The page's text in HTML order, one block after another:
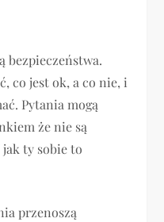
bezpieczeństwa.
co jest ok, a co nie, i
Pytania mogą
że nie są
jak ty sobie to
przenoszą